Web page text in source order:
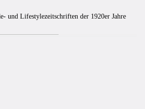
und Lifestylezeitschriften der 1920er Jahre